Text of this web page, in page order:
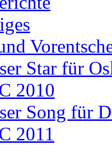
Star für
2010
Song für
2011